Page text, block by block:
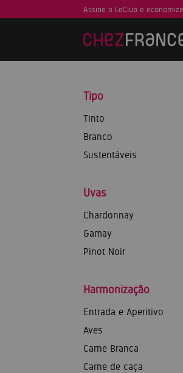
Assine o LeClub e
Tipo
Tinto
Branco
Sustentáveis
Uvas
Chardonnay
Gamay
Pinot Noir
Harmonização
Entrada e Aperitivo
Aves
Carne Branca
Carne de caça